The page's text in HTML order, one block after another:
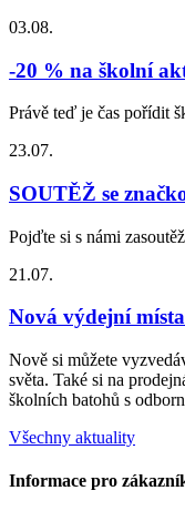
03.08.
-20 % na školní
Právě teď je čas pořídit
23.07.
SOUTĚŽ se
Pojďte si s námi
21.07.
Nová výdejní
Nově si můžete
světa. Také si na
školních batohů s
Všechny aktuality
Informace pro